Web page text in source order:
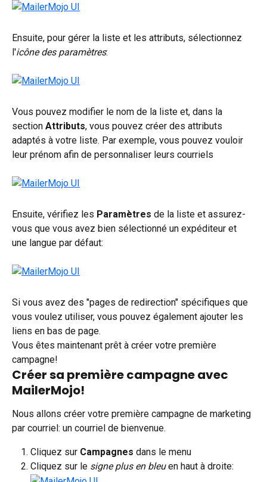
Ensuite, pour gérer la liste et les attributs, sélectionnez
l'icône des paramètres:
Vous pouvez modifier le nom de la liste et, dans la
section Attributs, vous pouvez créer des attributs
adaptés à votre liste. Par exemple, vous pouvez vouloir
leur prénom afin de personnaliser leurs courriels
Ensuite, vérifiez les Paramètres de la liste et assurez-
vous que vous avez bien sélectionné un expéditeur et
une langue par défaut:
Si vous avez des "pages de redirection" spécifiques que
vous voulez utiliser, vous pouvez également ajouter les
liens en bas de page.
Vous êtes maintenant prêt à créer votre première
campagne!
Créer sa première campagne avec
MailerMojo!
Nous allons créer votre première campagne de marketing
par courriel: un courriel de bienvenue.
Cliquez sur Campagnes dans le menu
Cliquez sur le signe plus en bleu en haut à droite: